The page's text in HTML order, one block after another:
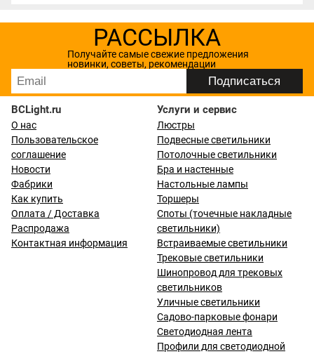
РАССЫЛКА
Получайте самые свежие предложения
новинки, советы, рекомендации
BCLight.ru
О нас
Пользовательское
соглашение
Новости
Фабрики
Как купить
Оплата / Доставка
Распродажа
Контактная информация
Услуги и сервис
Люстры
Подвесные светильники
Потолочные светильники
Бра и настенные
Настольные лампы
Торшеры
Споты (точечные накладные
светильники)
Встраиваемые светильники
Трековые светильники
Шинопровод для трековых
светильников
Уличные светильники
Садово-парковые фонари
Светодиодная лента
Профили для светодиодной